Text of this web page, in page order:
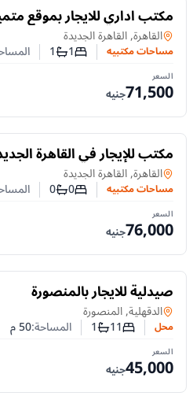
للايجار
مكتب اداري للايجار بموقع
الشمالي
مساحات مكتبيهفي
القاهرة, القاهرة الجديدة
مساحات مكتبيه عدد غرف النوم
1عدد الحمامات
1
السعر
71,500جنيه
للايجار
مكتب للإيجار في القاهرة
مساحات مكتبيهفي
القاهرة, القاهرة الجديدة
مساحات مكتبيه عدد غرف النوم
0عدد الحمامات
0
السعر
76,000جنيه
للايجار
صيدلية للايجار بالمنصورة
محلفي
الدقهلية, المنصورة
محل عدد غرف النوم
11عدد الحمامات
1 المساحة:50م
السعر
45,000جنيه